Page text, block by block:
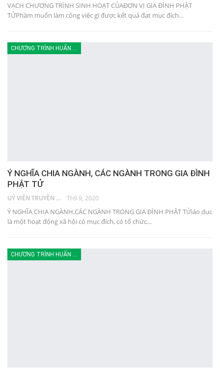
VẠCH CHƯƠNG TRÌNH SINH HOẠT CỦAĐƠN VỊ GIA ĐÌNH PHẬT
TỬPhàm muốn làm công việc gì được kết quả đạt mục đích…
Ý NGHĨA CHIA NGÀNH, CÁC NGÀNH TRONG GIA ĐÌNH
PHẬT TỬ
UỶ VIÊN TRUYỀN THÔNG Th9 9, 2020
Ý NGHĨA CHIA NGÀNH,CÁC NGÀNH TRONG GIA ĐÌNH PHẬT TỬiáo dục
là một hoạt động xã hội có mục đích, có tổ chức…
CHƯƠNG TRÌNH HUẤN LUYỆN